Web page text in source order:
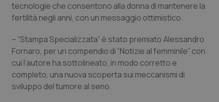
Provincia Autonoma di Bolzano
Provincia Autonoma di Trento
Puglia
Sardegna
Infezioni & Febbre
Ipertensione & Scompenso
Malattie rare
Malattia di Crohn & Rettocolite Ulcerosa
tecnologie che consentono alla donna di mantenere la
fertilità negli anni, con un messaggio ottimistico.
– “Stampa Specializzata” è stato premiato Alessandro
Fornaro, per un compendio di “Notizie al femminile” con
cui l’autore ha sottolineato, in modo corretto e
completo, una nuova scoperta sui meccanismi di
sviluppo del tumore al seno.